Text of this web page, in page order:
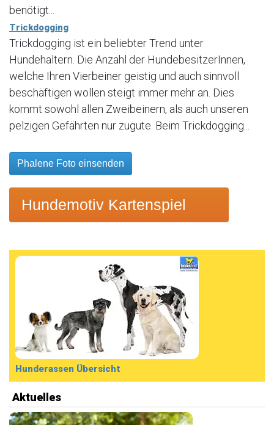
benötigt...
Trickdogging
Trickdogging ist ein beliebter Trend unter
Hundehaltern. Die Anzahl der HundebesitzerInnen,
welche Ihren Vierbeiner geistig und auch sinnvoll
beschäftigen wollen steigt immer mehr an. Dies
kommt sowohl allen Zweibeinern, als auch unseren
pelzigen Gefährten nur zugute. Beim Trickdogging...
Phalene Foto einsenden
Hundemotiv Kartenspiel
Hunderassen Übersicht
Aktuelles